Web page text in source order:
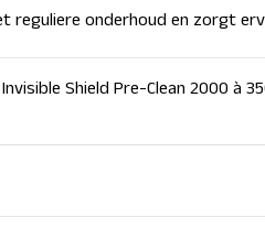
reguliere onderhoud en zorgt
Shield Pre-Clean 2000 à